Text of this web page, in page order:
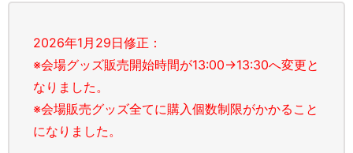
2026年1月29日修正：
※会場グッズ販売開始時間が13:00→13:30へ変更と
なりました。
※会場販売グッズ全てに購入個数制限がかかること
になりました。